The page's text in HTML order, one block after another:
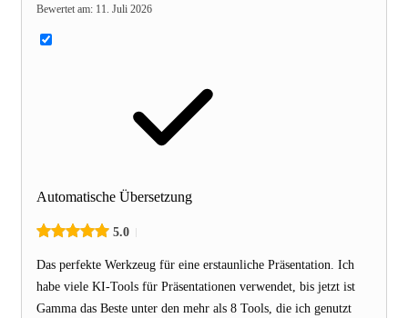
Bewertet am: 11. Juli 2026
Automatische Übersetzung
5.0
Das perfekte Werkzeug für eine erstaunliche Präsentation. Ich
habe viele KI-Tools für Präsentationen verwendet, bis jetzt ist
Gamma das Beste unter den mehr als 8 Tools, die ich genutzt